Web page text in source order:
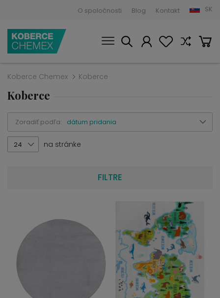
O spoločnosti Blog Kontakt SK
Koberce Chemex Koberce
Koberce
Zoradiť podľa: dátum pridania
24 na stránke
FILTRE